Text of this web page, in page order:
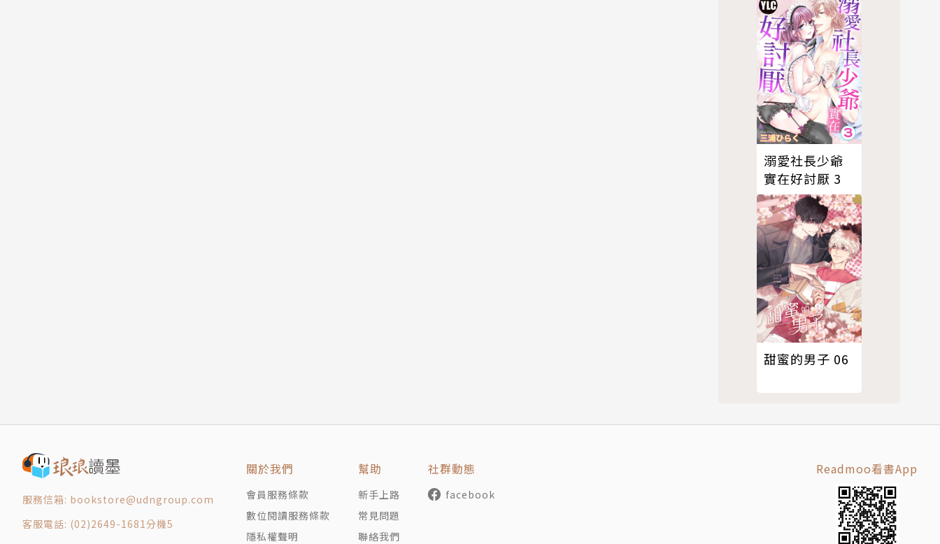
溺愛社長少爺
實在好討厭 3
甜蜜的男子 06
服務信箱: bookstore@udngroup.com
客服電話: (02)2649-1681分機5
關於我們
會員服務條款
數位閱讀服務條款
隱私權聲明
幫助
新手上路
常見問題
聯絡我們
社群動態
facebook
Readmoo看書App